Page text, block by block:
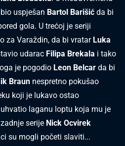
uspješan Bartol Barišić da bi
gola. U trećoj je seriji
za Varaždin, da bi vratar Luka
udarac Filipa Brekala i tako
je pogodio Leon Belcar da bi
Braun nespretno pokušao
koji je lukavo ostao
laganu loptu koja mu je
serije Nick Ocvirek
su mogli početi slaviti...